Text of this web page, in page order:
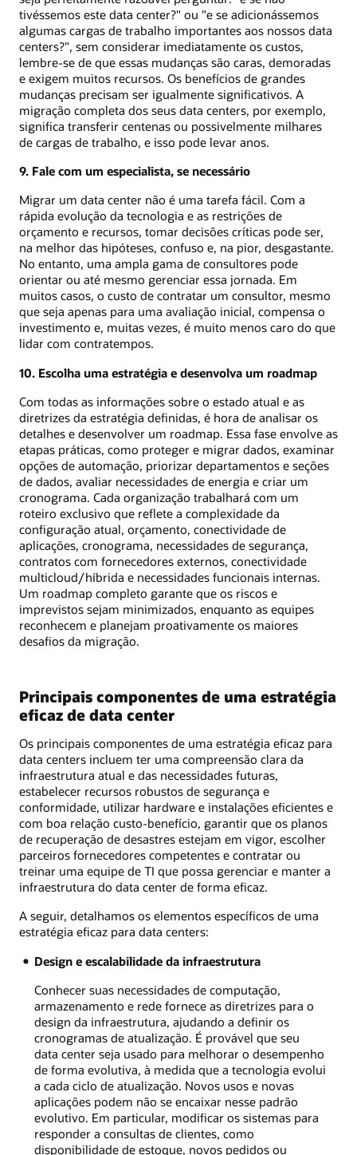
tivéssemos este data center?" ou "e se adicionássemos
algumas cargas de trabalho importantes aos nossos data
centers?", sem considerar imediatamente os custos,
lembre-se de que essas mudanças são caras, demoradas
e exigem muitos recursos. Os benefícios de grandes
mudanças precisam ser igualmente significativos. A
migração completa dos seus data centers, por exemplo,
significa transferir centenas ou possivelmente milhares
de cargas de trabalho, e isso pode levar anos.
9. Fale com um especialista, se necessário
Migrar um data center não é uma tarefa fácil. Com a
rápida evolução da tecnologia e as restrições de
orçamento e recursos, tomar decisões críticas pode ser,
na melhor das hipóteses, confuso e, na pior, desgastante.
No entanto, uma ampla gama de consultores pode
orientar ou até mesmo gerenciar essa jornada. Em
muitos casos, o custo de contratar um consultor, mesmo
que seja apenas para uma avaliação inicial, compensa o
investimento e, muitas vezes, é muito menos caro do que
lidar com contratempos.
10. Escolha uma estratégia e desenvolva um roadmap
Com todas as informações sobre o estado atual e as
diretrizes da estratégia definidas, é hora de analisar os
detalhes e desenvolver um roadmap. Essa fase envolve as
etapas práticas, como proteger e migrar dados, examinar
opções de automação, priorizar departamentos e seções
de dados, avaliar necessidades de energia e criar um
cronograma. Cada organização trabalhará com um
roteiro exclusivo que reflete a complexidade da
configuração atual, orçamento, conectividade de
aplicações, cronograma, necessidades de segurança,
contratos com fornecedores externos, conectividade
multicloud/híbrida e necessidades funcionais internas.
Um roadmap completo garante que os riscos e
imprevistos sejam minimizados, enquanto as equipes
reconhecem e planejam proativamente os maiores
desafios da migração.
Principais componentes de uma estratégia
eficaz de data center
Os principais componentes de uma estratégia eficaz para
data centers incluem ter uma compreensão clara da
infraestrutura atual e das necessidades futuras,
estabelecer recursos robustos de segurança e
conformidade, utilizar hardware e instalações eficientes e
com boa relação custo-benefício, garantir que os planos
de recuperação de desastres estejam em vigor, escolher
parceiros fornecedores competentes e contratar ou
treinar uma equipe de TI que possa gerenciar e manter a
infraestrutura do data center de forma eficaz.
A seguir, detalhamos os elementos específicos de uma
estratégia eficaz para data centers:
Design e escalabilidade da infraestrutura
Conhecer suas necessidades de computação,
armazenamento e rede fornece as diretrizes para o
design da infraestrutura, ajudando a definir os
cronogramas de atualização. É provável que seu
data center seja usado para melhorar o desempenho
de forma evolutiva, à medida que a tecnologia evolui
a cada ciclo de atualização. Novos usos e novas
aplicações podem não se encaixar nesse padrão
evolutivo. Em particular, modificar os sistemas para
responder a consultas de clientes, como
disponibilidade de estoque, novos pedidos ou